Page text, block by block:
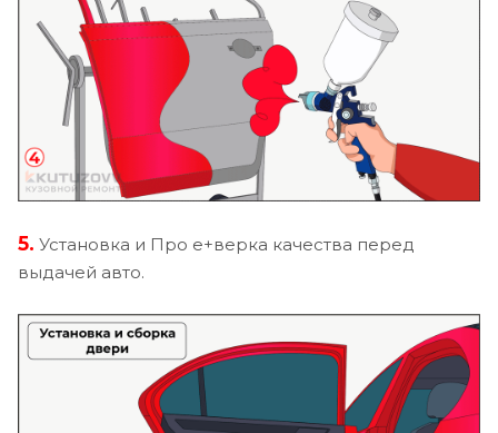
5. Установка и Про е+верка качества перед
выдачей авто.